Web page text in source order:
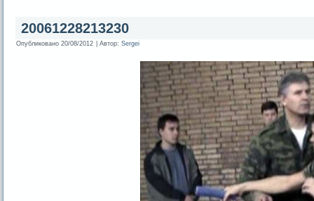
20061228213230
Опубликовано 20/08/2012 Автор: Sergei